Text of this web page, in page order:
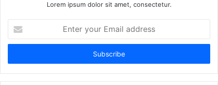
Lorem ipsum dolor sit amet, consectetur.
your
Email